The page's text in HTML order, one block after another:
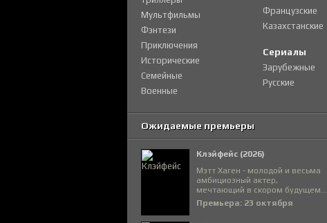
Мультфильмы
Фэнтези
Приключения
Исторические
Семейные
Военные
Французские
Казахстанские
Сериалы
Зарубежные
Русские
Ожидаемые премьеры
Клэйфейс (2026)
Мэтт Хаген - молодой и весьма
амбициозный актер,
мечтающий в скором будущем...
Премьера: 23 октября